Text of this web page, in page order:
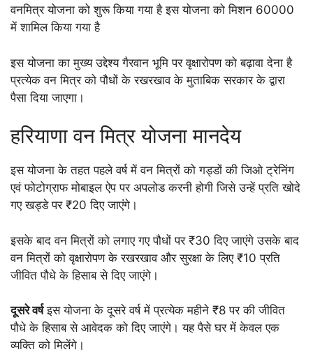
वनमित्र योजना को शुरू किया गया है इस योजना को मिशन 60000
में शामिल किया गया है
इस योजना का मुख्य उद्देश्य गैरवान भूमि पर वृक्षारोपण को बढ़ावा देना है
प्रत्येक वन मित्र को पौधों के रखरखाव के मुताबिक सरकार के द्वारा
पैसा दिया जाएगा।
हरियाणा वन मित्र योजना मानदेय
इस योजना के तहत पहले वर्ष में वन मित्रों को गड्डों की जिओ ट्रेनिंग
एवं फोटोग्राफ मोबाइल ऐप पर अपलोड करनी होगी जिसे उन्हें प्रति खोदे
गए खड्डे पर ₹20 दिए जाएंगे।
इसके बाद वन मित्रों को लगाए गए पौधों पर ₹30 दिए जाएंगे उसके बाद
वन मित्रों को वृक्षारोपण के रखरखाव और सुरक्षा के लिए ₹10 प्रति
जीवित पौधे के हिसाब से दिए जाएंगे।
दूसरे वर्षइस योजना के दूसरे वर्ष में प्रत्येक महीने ₹8 पर की जीवित
पौधे के हिसाब से आवेदक को दिए जाएंगे। यह पैसे घर में केवल एक
व्यक्ति को मिलेंगे।